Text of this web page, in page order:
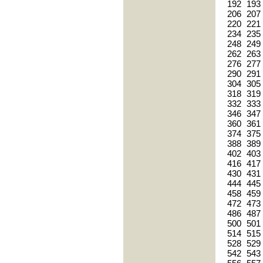
192
193
206 207
220
221
234
235
248
249
262
263
276
277
290
291
304 305
318 319
332 333
346 347
360 361
374 375
388 389
402 403
416 417
430 431
444 445
458 459
472 473
486 487
500 501
514 515
528 529
542 543